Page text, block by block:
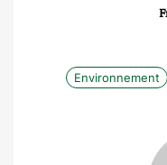
Environnement